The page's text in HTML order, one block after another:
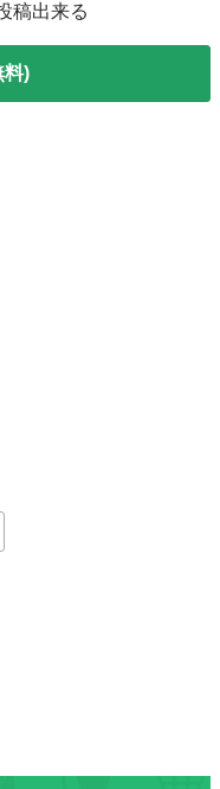
稿出来る
料)